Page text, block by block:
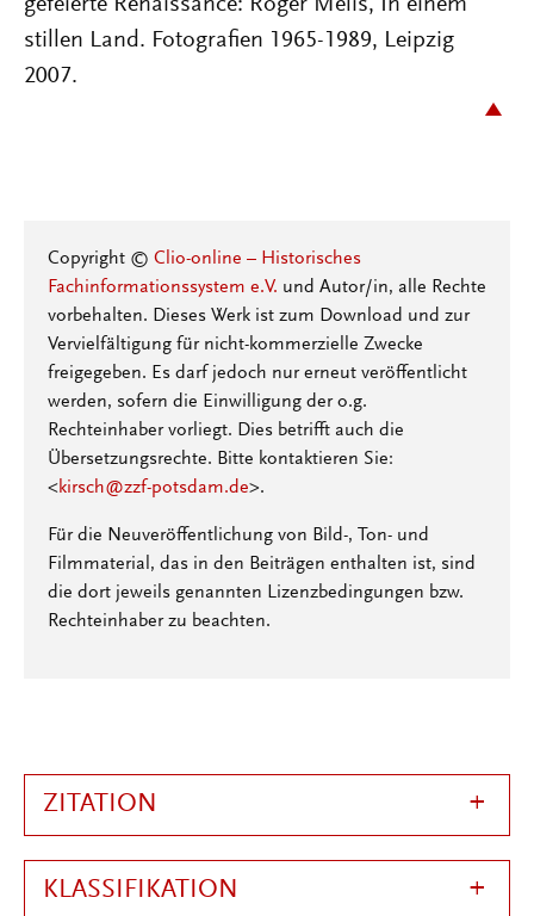
gefeierte Renaissance: Roger Melis, In einem
stillen Land. Fotografien 1965-1989, Leipzig
2007.
Copyright © Clio-online – Historisches
Fachinformationssystem e.V. und Autor/in, alle Rechte
vorbehalten. Dieses Werk ist zum Download und zur
Vervielfältigung für nicht-kommerzielle Zwecke
freigegeben. Es darf jedoch nur erneut veröffentlicht
werden, sofern die Einwilligung der o.g.
Rechteinhaber vorliegt. Dies betrifft auch die
Übersetzungsrechte. Bitte kontaktieren Sie:
<kirsch@zzf-potsdam.de>.
Für die Neuveröffentlichung von Bild-, Ton- und
Filmmaterial, das in den Beiträgen enthalten ist, sind
die dort jeweils genannten Lizenzbedingungen bzw.
Rechteinhaber zu beachten.
ZITATION
KLASSIFIKATION